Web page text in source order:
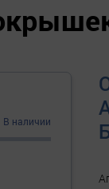
В наличии